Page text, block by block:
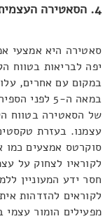
4. הסאטירה העצמית
סאטירה היא אמצעי
יפה לבריאות בטווח
במקום עם אחרים,
במאה ה-5
של הסאטירה בטווח
עצמנו. בעזרת
סוקרטס אמצעים כמו
לקוראיו לצחוק על
חסר ידע המעוניין
לקוראים להזדהות
מפעילים הומור